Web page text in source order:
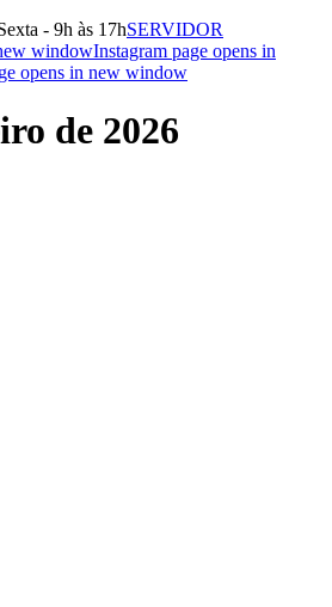
- 9h às 17hSERVIDOR
windowInstagram page opens in
opens in new window
de 2026